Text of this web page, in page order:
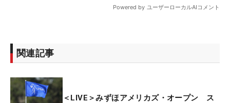
関連記事
＜LIVE＞みずほアメリカズ・オープン ス